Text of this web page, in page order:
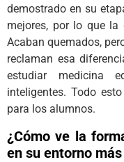
demostrado en su
mejores, por lo que la
Acaban quemados,
reclaman esa
estudiar medicina
inteligentes. Todo
para los alumnos.
¿Cómo ve la
en su entorno